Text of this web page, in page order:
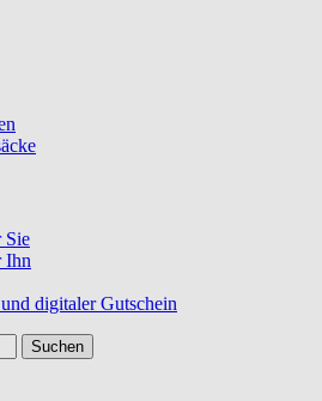
Sie
Ihn
digitaler Gutschein
Suchen